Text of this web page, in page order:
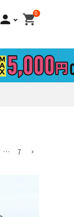
person 0
shopping_cart
… 7